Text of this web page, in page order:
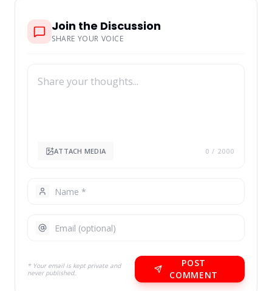
Join the Discussion
SHARE YOUR VOICE
ATTACH MEDIA 0 / 2000
* Your email is kept private and
never published.
POST
COMMENT